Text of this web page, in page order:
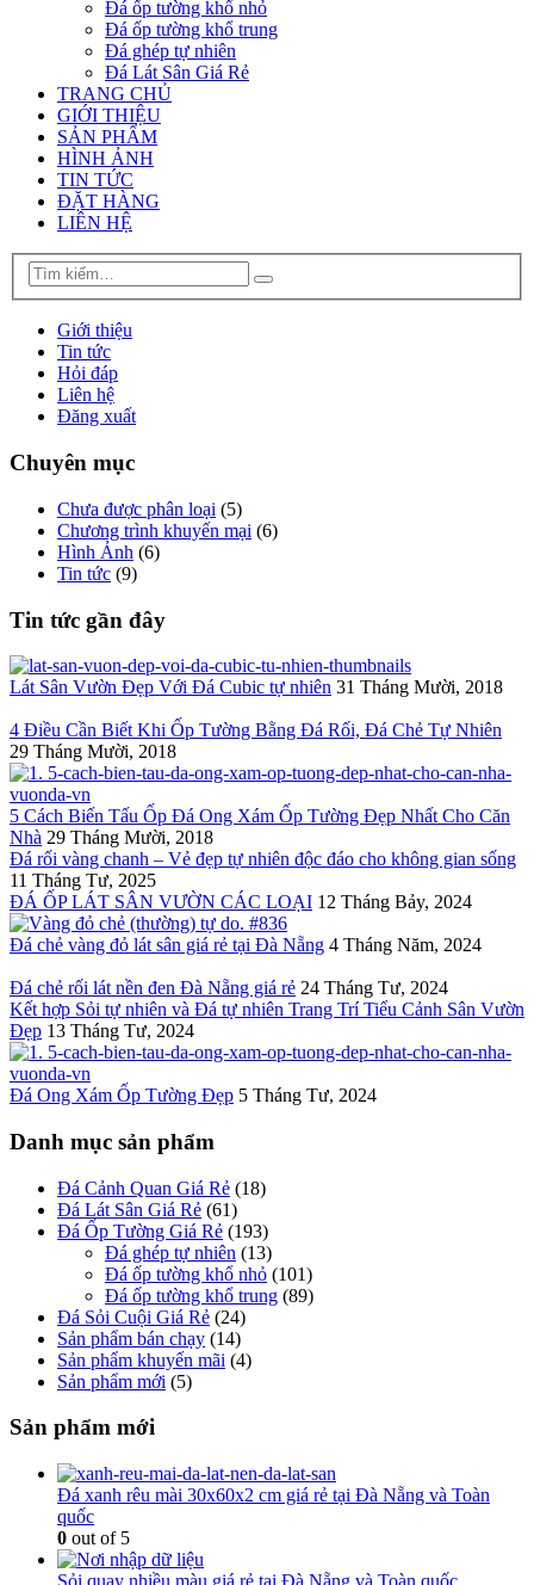
Đá ốp tường khổ nhỏ
Đá ốp tường khổ trung
Đá ghép tự nhiên
Đá Lát Sân Giá Rẻ
TRANG CHỦ
GIỚI THIỆU
SẢN PHẨM
HÌNH ẢNH
TIN TỨC
ĐẶT HÀNG
LIÊN HỆ
Giới thiệu
Tin tức
Hỏi đáp
Liên hệ
Đăng xuất
Chuyên mục
Chưa được phân loại (5)
Chương trình khuyến mại (6)
Hình Ảnh (6)
Tin tức (9)
Tin tức gần đây
Lát Sân Vườn Đẹp Với Đá Cubic tự nhiên 31 Tháng Mười, 2018
4 Điều Cần Biết Khi Ốp Tường Bằng Đá Rối, Đá Chẻ Tự Nhiên
29 Tháng Mười, 2018
5 Cách Biến Tấu Ốp Đá Ong Xám Ốp Tường Đẹp Nhất Cho Căn
Nhà 29 Tháng Mười, 2018
Đá rối vàng chanh – Vẻ đẹp tự nhiên độc đáo cho không gian sống
11 Tháng Tư, 2025
ĐÁ ỐP LÁT SÂN VƯỜN CÁC LOẠI 12 Tháng Bảy, 2024
Đá chẻ vàng đỏ lát sân giá rẻ tại Đà Nẵng 4 Tháng Năm, 2024
Đá chẻ rối lát nền đen Đà Nẵng giá rẻ 24 Tháng Tư, 2024
Kết hợp Sỏi tự nhiên và Đá tự nhiên Trang Trí Tiểu Cảnh Sân Vườn
Đẹp 13 Tháng Tư, 2024
Đá Ong Xám Ốp Tường Đẹp 5 Tháng Tư, 2024
Danh mục sản phẩm
Đá Cảnh Quan Giá Rẻ (18)
Đá Lát Sân Giá Rẻ (61)
Đá Ốp Tường Giá Rẻ (193)
Đá ghép tự nhiên (13)
Đá ốp tường khổ nhỏ (101)
Đá ốp tường khổ trung (89)
Đá Sỏi Cuội Giá Rẻ (24)
Sản phẩm bán chạy (14)
Sản phẩm khuyến mãi (4)
Sản phẩm mới (5)
Sản phẩm mới
Đá xanh rêu mài 30x60x2 cm giá rẻ tại Đà Nẵng và Toàn
quốc
0 out of 5